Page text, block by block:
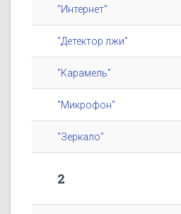
"Интернет"
"Детектор лжи"
"Карамель"
"Микрофон"
"Зеркало"
2